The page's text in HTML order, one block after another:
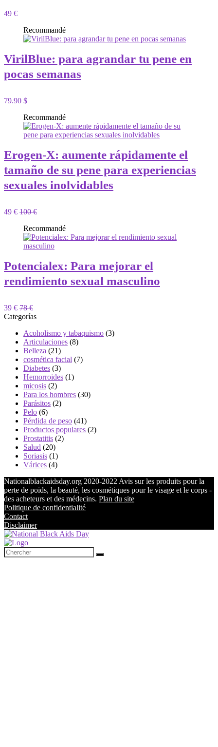
49 €
Recommandé
VirilBlue: para agrandar tu pene en
pocas semanas
79.90 $
Recommandé
Erogen-X: aumente rápidamente el
tamaño de su pene para experiencias
sexuales inolvidables
49 € 100 €
Recommandé
Potencialex: Para mejorar el
rendimiento sexual masculino
39 € 78 €
Categorías
Acoholismo y tabaquismo (3)
Articulaciones (8)
Belleza (21)
cosmética facial (7)
Diabetes (3)
Hemorroides (1)
micosis (2)
Para los hombres (30)
Parásitos (2)
Pelo (6)
Pérdida de peso (41)
Productos populares (2)
Prostatitis (2)
Salud (20)
Soriasis (1)
Várices (4)
Nationalblackaidsday.org 2020-2022 Avis sur les produits pour la
perte de poids, la beauté, les cosmétiques pour le visage et le corps -
des acheteurs et des médecins. Plan du site
Politique de confidentialité
Contact
Disclaimer